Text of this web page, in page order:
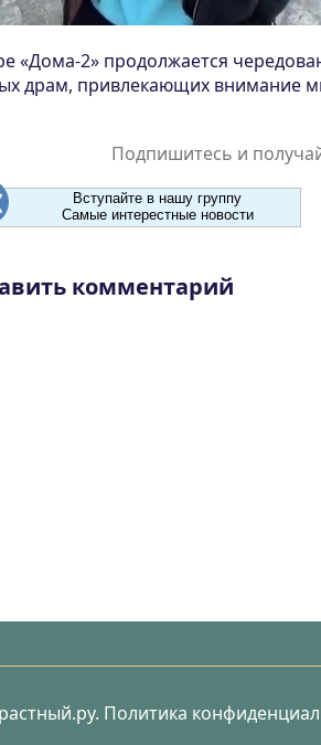
«Дома-2» продолжается
драм, привлекающих внимание
Подпишитесь и
Вступайте в нашу группу
Самые интерестные новости
комментарий
Политика